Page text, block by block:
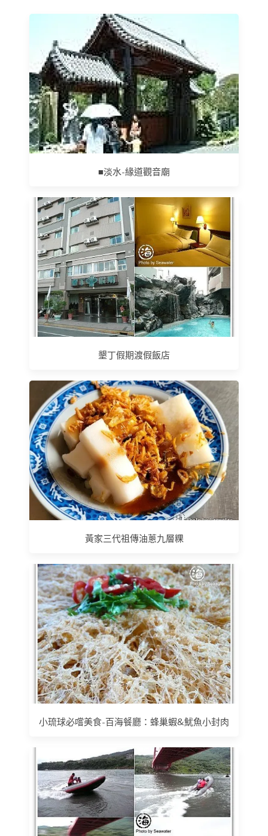
■淡水-緣道觀音廟
墾丁假期渡假飯店
黃家三代祖傳油蔥九層粿
小琉球必嚐美食-百海餐廳：蜂巢蝦&魷魚小封肉